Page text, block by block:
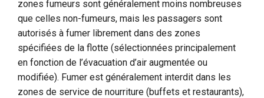
zones fumeurs sont généralement moins nombreuses
que celles non-fumeurs, mais les passagers sont
autorisés à fumer librement dans des zones
spécifiées de la flotte (sélectionnées principalement
en fonction de l’évacuation d’air augmentée ou
modifiée). Fumer est généralement interdit dans les
zones de service de nourriture (buffets et restaurants),